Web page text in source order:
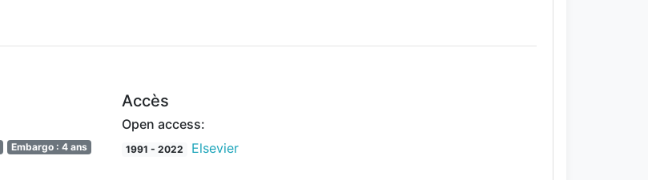
Embargo : 4 ans
Accès
Open access:
1991 - 2022 Elsevier